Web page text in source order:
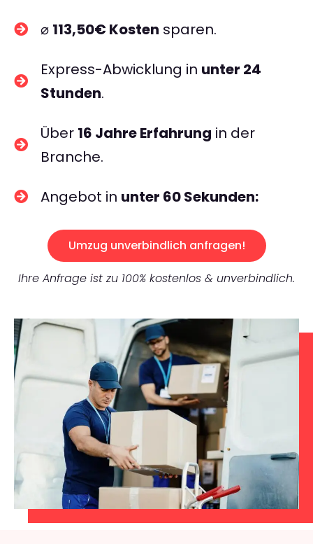
⌀ 113,50€ Kosten sparen.
Express-Abwicklung in unter 24
Stunden.
Über 16 Jahre Erfahrung in der
Branche.
Angebot in unter 60 Sekunden:
Umzug unverbindlich anfragen!
Ihre Anfrage ist zu 100% kostenlos & unverbindlich.